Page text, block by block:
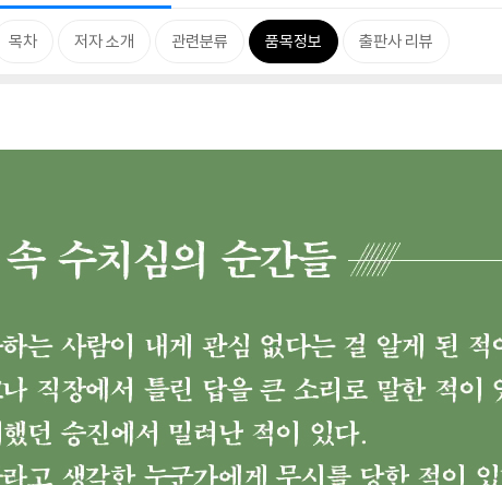
목차 저자 소개 관련분류 품목정보 출판사 리뷰